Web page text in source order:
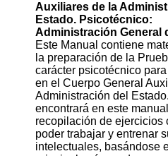
Auxiliares de la
Estado. Psicotécnico:
Administración General
Este Manual contiene
la preparación de la
carácter psicotécnico
en el Cuerpo General
Administración del
encontrará en este
recopilación de ejercicios
poder trabajar y entrenar
intelectuales, basándose